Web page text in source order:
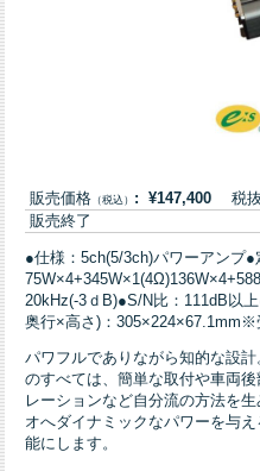
販売価格 （税込） : ¥147,400 税抜
販売終了
●仕様：5ch(5/3ch)パワーアンプ●
20kHz(-3ｄB)●S/N比：111dB以
奥行×高さ)：305×224×67.1mm※
パワフルでありながら知的な設
のすべては、簡単な取付や車両
レーションなど自分流の方法を
オへダイナミックなパワーを与
能にします。